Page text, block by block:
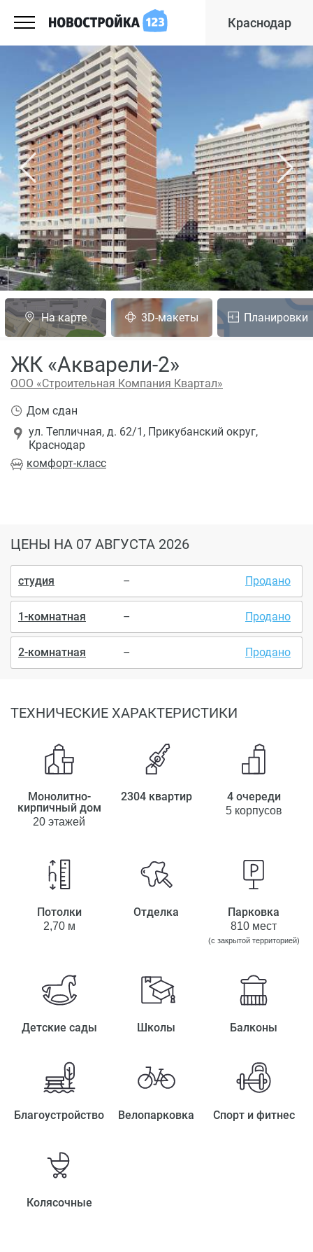
Краснодар
На карте 3D-макеты Планировки
ЖК «Акварели-2»
ООО «Строительная Компания Квартал»
комфорт-класс
ул. Тепличная, д. 62/1, Прикубанский округ,
Краснодар
Дом сдан
ЦЕНЫ НА 07 АВГУСТА 2026
студия – Продано
1-комнатная – Продано
2-комнатная – Продано
ТЕХНИЧЕСКИЕ ХАРАКТЕРИСТИКИ
Монолитно-
кирпичный дом
20 этажей
2304 квартир 4 очереди
5 корпусов
Потолки
2,70 м
Отделка Парковка
810 мест
(с закрытой территорией)
Детские сады Школы Балконы
Благоустройство Велопарковка Спорт и фитнес
Колясочные